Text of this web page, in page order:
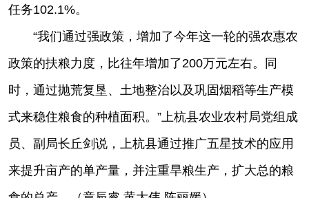
任务102.1%。
“我们通过强政策，增加了今年这一轮的强农惠农
政策的扶粮力度，比往年增加了200万元左右。同
时，通过抛荒复垦、土地整治以及巩固烟稻等生产模
式来稳住粮食的种植面积。”上杭县农业农村局党组成
员、副局长丘剑说，上杭县通过推广五星技术的应用
来提升亩产的单产量，并注重旱粮生产，扩大总的粮